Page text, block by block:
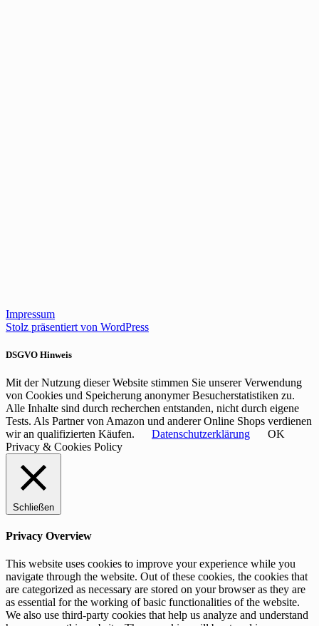
Impressum
Stolz präsentiert von WordPress
DSGVO Hinweis
Mit der Nutzung dieser Website stimmen Sie unserer Verwendung
von Cookies und Speicherung anonymer Besucherstatistiken zu.
Alle Inhalte sind durch recherchen entstanden, nicht durch eigene
Tests. Als Partner von Amazon und anderer Online Shops verdienen
wir an qualifizierten Käufen.
Datenschutzerklärung
OK
Privacy & Cookies Policy
Schließen
Privacy Overview
This website uses cookies to improve your experience while you
navigate through the website. Out of these cookies, the cookies that
are categorized as necessary are stored on your browser as they are
as essential for the working of basic functionalities of the website.
We also use third-party cookies that help us analyze and understand